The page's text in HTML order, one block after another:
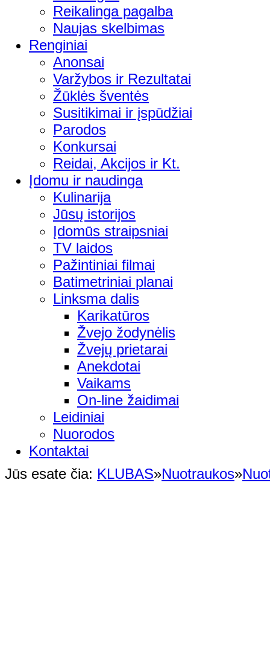
Reikalinga pagalba
Naujas skelbimas
Renginiai
Anonsai
Varžybos ir Rezultatai
Žūklės šventės
Susitikimai ir įspūdžiai
Parodos
Konkursai
Reidai, Akcijos ir Kt.
Įdomu ir naudinga
Kulinarija
Jūsų istorijos
Įdomūs straipsniai
TV laidos
Pažintiniai filmai
Batimetriniai planai
Linksma dalis
Karikatūros
Žvejo žodynėlis
Žvejų prietarai
Anekdotai
Vaikams
On-line žaidimai
Leidiniai
Nuorodos
Kontaktai
Jūs esate čia: KLUBAS»Nuotraukos»